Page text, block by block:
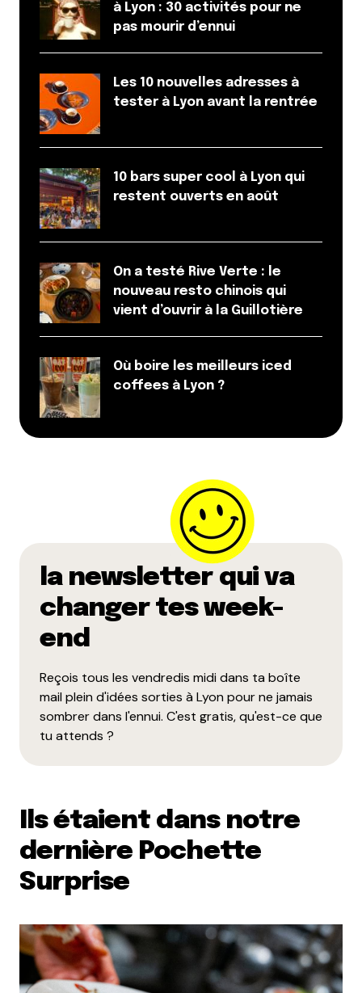
à Lyon : 30 activités pour ne
pas mourir d’ennui
Les 10 nouvelles adresses à
tester à Lyon avant la rentrée
10 bars super cool à Lyon qui
restent ouverts en août
On a testé Rive Verte : le
nouveau resto chinois qui
vient d’ouvrir à la Guillotière
Où boire les meilleurs iced
coffees à Lyon ?
la newsletter qui va
changer tes week-
end
Reçois tous les vendredis midi dans ta boîte
mail plein d'idées sorties à Lyon pour ne jamais
sombrer dans l'ennui. C'est gratis, qu'est-ce que
tu attends ?
Ils étaient dans notre
dernière Pochette
Surprise